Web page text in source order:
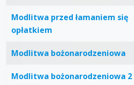
Modlitwa przed łamaniem się
opłatkiem
Modlitwa bożonarodzeniowa
Modlitwa bożonarodzeniowa 2